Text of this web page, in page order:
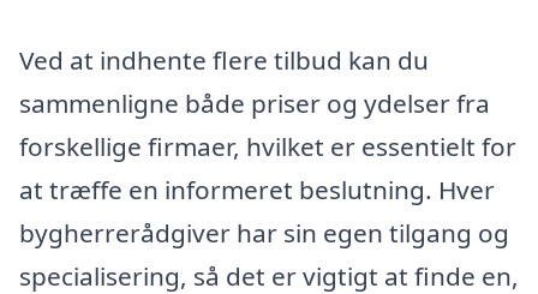
Ved at indhente flere tilbud kan du
sammenligne både priser og ydelser fra
forskellige firmaer, hvilket er essentielt for
at træffe en informeret beslutning. Hver
bygherrerådgiver har sin egen tilgang og
specialisering, så det er vigtigt at finde en,